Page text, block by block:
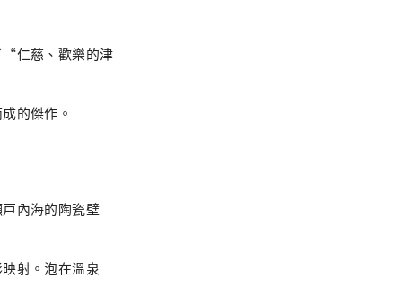
仁慈、歡樂的津
的傑作。
內海的陶瓷壁
射。泡在溫泉